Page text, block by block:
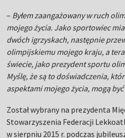
– Byłem zaangażowany w ruch
mojego życia. Jako sportowiec
dwóch igrzyskach, następnie
olimpijskiemu mojego kraju, a
świecie, jako prezydent sportu
Myślę, że są to doświadczenia,
aspektami mojego życia, mogą
Został wybrany na prezydenta
Stowarzyszenia Federacji
w sierpniu 2015 r. podczas